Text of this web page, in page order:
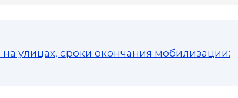
улицах, сроки окончания мобилизации: